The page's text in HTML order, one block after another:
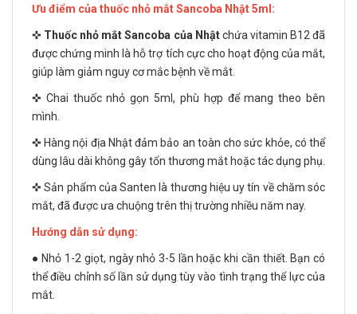
Ưu điểm của thuốc nhỏ mắt Sancoba Nhật 5ml:
✜ Thuốc nhỏ mắt Sancoba của Nhậtchứa vitamin B12 đã
được chứng minh là hỗ trợ tích cực cho hoạt động của mắt,
giúp làm giảm nguy cơ mắc bệnh về mắt.
✜ Chai thuốc nhỏ gọn 5ml, phù hợp để mang theo bên
mình.
✜ Hàng nội địa Nhật đảm bảo an toàn cho sức khỏe, có thể
dùng lâu dài không gây tổn thương mắt hoặc tác dụng phụ.
✜ Sản phẩm của Santen là thương hiệu uy tín về chăm sóc
mắt, đã được ưa chuộng trên thị trường nhiều năm nay.
Hướng dẫn sử dụng:
● Nhỏ 1-2 giọt, ngày nhỏ 3-5 lần hoặc khi cần thiết. Bạn có
thể điều chỉnh số lần sử dụng tùy vào tình trạng thể lực của
mắt.